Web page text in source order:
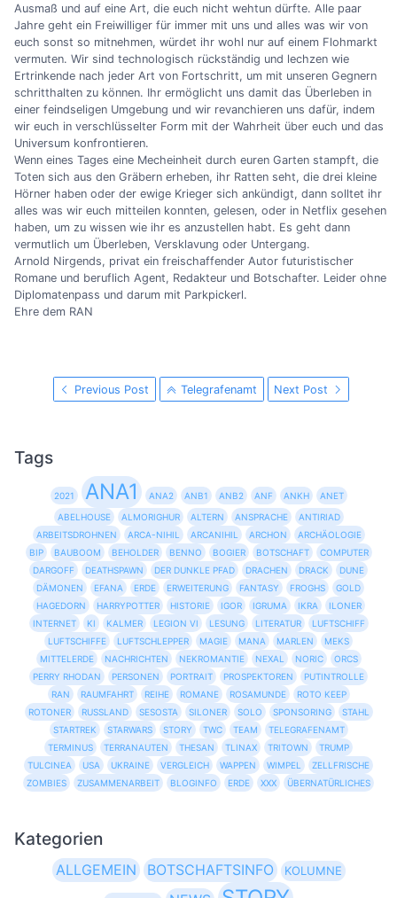
Ausmaß und auf eine Art, die euch nicht wehtun dürfte. Alle paar
Jahre geht ein Freiwilliger für immer mit uns und alles was wir von
euch sonst so mitnehmen, würdet ihr wohl nur auf einem Flohmarkt
vermuten. Wir sind technologisch rückständig und lechzen wie
Ertrinkende nach jeder Art von Fortschritt, um mit unseren Gegnern
schritthalten zu können. Ihr ermöglicht uns damit das Überleben in
einer feindseligen Umgebung und wir revanchieren uns dafür, indem
wir euch in verschlüsselter Form mit der Wahrheit über euch und das
Universum konfrontieren.
Wenn eines Tages eine Mecheinheit durch euren Garten stampft, die
Toten sich aus den Gräbern erheben, ihr Ratten seht, die drei kleine
Hörner haben oder der ewige Krieger sich ankündigt, dann solltet ihr
alles was wir euch mitteilen konnten, gelesen, oder in Netflix gesehen
haben, um zu wissen wie ihr es anzustellen habt. Es geht dann
vermutlich um Überleben, Versklavung oder Untergang.
Arnold Nirgends, privat ein freischaffender Autor futuristischer
Romane und beruflich Agent, Redakteur und Botschafter. Leider ohne
Diplomatenpass und darum mit Parkpickerl.
Ehre dem RAN
Previous Post Telegrafenamt Next Post
Tags
2021 ANA1 ANA2 ANB1 ANB2 ANF ANKH
ANET
ABELHOUSE
ALMORIGHUR ALTERN ANSPRACHE
ANTIRIAD
ARBEITSDROHNEN
ARCA-NIHIL ARCANIHIL ARCHON
ARCHÄOLOGIE
BIP
BAUBOOM BEHOLDER BENNO BOGIER BOTSCHAFT
COMPUTER
DARGOFF
DEATHSPAWN DER DUNKLE PFAD DRACHEN DRACK
DUNE
DÄMONEN
EFANA ERDE ERWEITERUNG FANTASY FROGHS
GOLD
HAGEDORN
HARRYPOTTER HISTORIE IGOR IGRUMA IKRA
ILONER
INTERNET
KI KALMER LEGION VI LESUNG LITERATUR
LUFTSCHIFF
LUFTSCHIFFE
LUFTSCHLEPPER MAGIE MANA MARLEN
MEKS
MITTELERDE
NACHRICHTEN NEKROMANTIE NEXAL NORIC
ORCS
PERRY RHODAN
PERSONEN PORTRAIT PROSPEKTOREN
PUTINTROLLE
RAN
RAUMFAHRT REIHE ROMANE ROSAMUNDE
ROTO KEEP
ROTONER
RUSSLAND SESOSTA SILONER SOLO SPONSORING
STAHL
STARTREK
STARWARS STORY TWC TEAM
TELEGRAFENAMT
TERMINUS
TERRANAUTEN THESAN TLINAX TRITOWN
TRUMP
TULCINEA
USA UKRAINE VERGLEICH WAPPEN WIMPEL
ZELLFRISCHE
ZOMBIES
ZUSAMMENARBEIT BLOGINFO ERDE XXX ÜBERNATÜRLICHES
Kategorien
ALLGEMEIN BOTSCHAFTSINFO KOLUMNE